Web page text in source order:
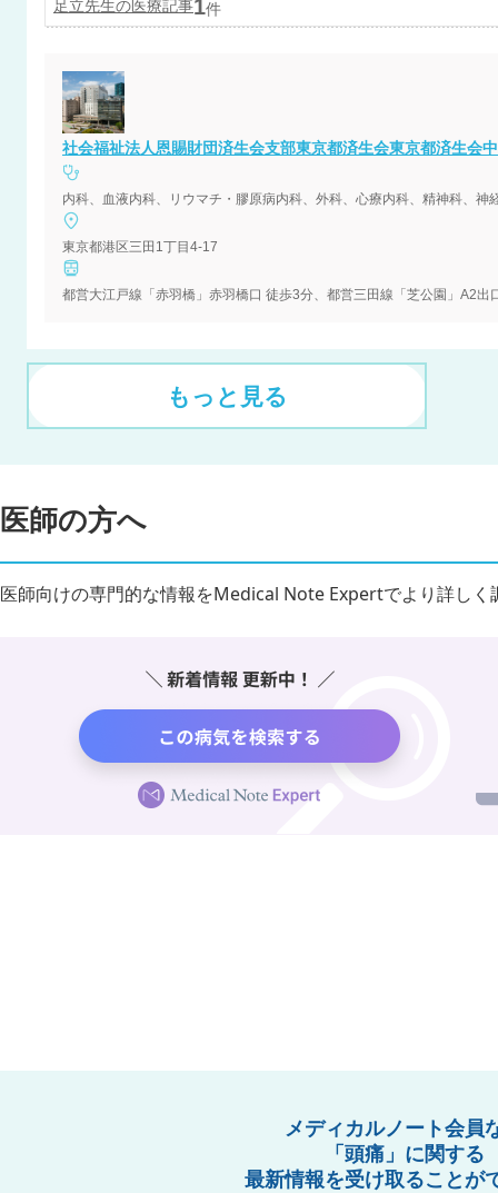
足立先生の医療記事1件
社会福祉法人恩賜財団済生会支部東京都済生会東京都済生会
内科、血液内科、リウマチ・膠原病内科、外科、心療内科、精神科、
東京都港区三田1丁目4-17
都営大江戸線「赤羽橋」赤羽橋口 徒歩3分、都営三田線「芝公園」A2出
もっと見る
医師の方へ
医師向けの専門的な情報をMedical Note Expertでより詳しく
メディカルノート会員
「頭痛」に関する
最新情報を受け取ることが